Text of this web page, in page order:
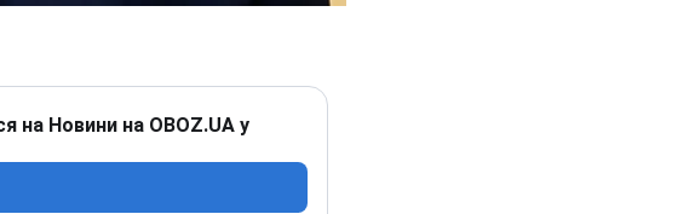
на Новини на OBOZ.UA у